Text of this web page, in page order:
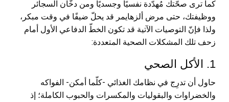
كما ترى صحّتك مُهدّدة نفسيًا وجسديًا ومن دخّان السجائر
ووظيفتك، حتى مرض ألزهايمر قد يحلّ ضيفًا في وقت مبكر،
ولذا فإنّ التوصيات الآتية قد تكون الخطّ الدفاعي الأول أمام
زحف تلك المشكلات الصحية المتعددة:
1. الأكل الصحي
حاول أن تدرِج في نظامك الغذائي -كلّما أمكن- الفواكه
والخضراوات والبقوليات والمكسرات والحبوب الكاملة؛ إذ